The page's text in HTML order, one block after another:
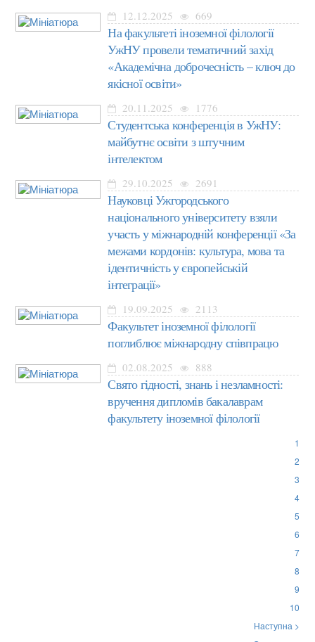
12.12.2025 669
На факультеті іноземної філології
УжНУ провели тематичний захід
«Академічна доброчесність – ключ до
якісної освіти»
20.11.2025 1776
Студентська конференція в УжНУ:
майбутнє освіти з штучним
інтелектом
29.10.2025 2691
Науковці Ужгородського
національного університету взяли
участь у міжнародній конференції «За
межами кордонів: культура, мова та
ідентичність у європейській
інтеграції»
19.09.2025 2113
Факультет іноземної філології
поглиблює міжнародну співпрацю
02.08.2025 888
Свято гідності, знань і незламності:
вручення дипломів бакалаврам
факультету іноземної філології
1
2
3
4
5
6
7
8
9
10
Наступна >